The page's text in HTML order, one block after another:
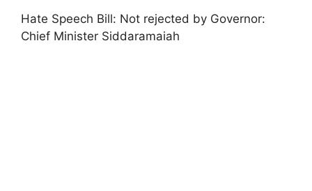
Hate Speech Bill: Not rejected by Governor:
Chief Minister Siddaramaiah